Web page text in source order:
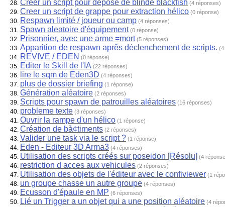
Creer un script pour dépose de blindé blackfish (4 réponses)
Creer un script de grappe pour extraction hélico (0 réponse)
Respawn limité / joueur ou camp (4 réponses)
Spawn aleatoire d'équipement (0 réponse)
Prisonnier, avec une arme =mort (5 réponses)
Apparition de respawn aprês déclenchement de scripts. (4
REVIVE / EDEN (0 réponse)
Editer le Skill de l'IA (22 réponses)
lire le sqm de Eden3D (4 réponses)
plus de dossier briefing (1 réponse)
Génération aléatoire (2 réponses)
Scripts pour spawn de patrouilles aléatoires (16 réponses)
probleme texte (3 réponses)
Ouvrir la rampe d'un hélico (1 réponse)
Création de bà¢timents (2 réponses)
Valider une task via le script ? (1 réponse)
Eden - Editeur 3D Arma3 (4 réponses)
Utilisation des scripts créés sur poseidon [Résolu] (4
restriction d acces aux vehicules (2 réponses)
Utilisation des objets de l'éditeur avec le confiviewer (1
un groupe chasse un autre groupe (4 réponses)
Ecusson d'épaule en MP (6 réponses)
Lié un Trigger a un objet qui a une position aléatoire (4